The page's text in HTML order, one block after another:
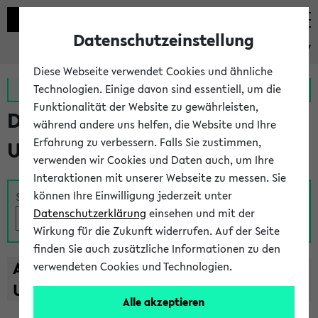
eKVV
Zur MeineUni App Zum MeineUni Portal
Das Lehrangebot der
Universität Bielefeld
Suche
A B C D E F G H I J K L M N O
U
V W X Y
Z
Datenschutzeinstellung
Diese Webseite verwendet Cookies und ähnliche
Technologien. Einige davon sind essentiell, um die
Funktionalität der Website zu gewährleisten,
während andere uns helfen, die Website und Ihre
Erfahrung zu verbessern. Falls Sie zustimmen,
verwenden wir Cookies und Daten auch, um Ihre
Interaktionen mit unserer Webseite zu messen. Sie
können Ihre Einwilligung jederzeit unter
Datenschutzerklärung einsehen und mit der
Wirkung für die Zukunft widerrufen. Auf der Seite
finden Sie auch zusätzliche Informationen zu den
verwendeten Cookies und Technologien.
Alle akzeptieren